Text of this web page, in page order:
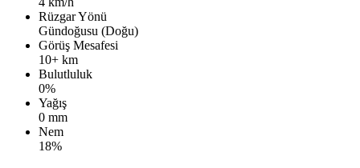
Rüzgar Yönü
Gündoğusu (Doğu)
Görüş Mesafesi
10+ km
Bulutluluk
0%
Yağış
0 mm
Nem
18%